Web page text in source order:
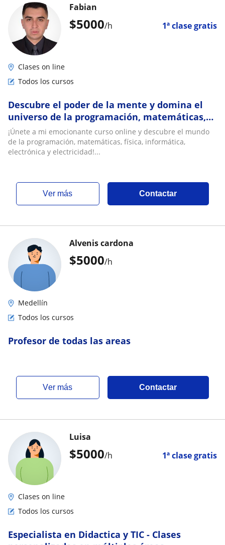
$5000/h 1ª clase gratis
Fabian
Clases on line
Todos los cursos
Descubre el poder de la mente y domina el
universo de la programación, matemáticas,
física, informática, electrónica
¡Únete a mi emocionante curso online y descubre el mundo
de la programación, matemáticas, física, informática,
electrónica y electricidad!...
ver más Contactar
$5000/h
Alvenis cardona
Medellín
Todos los cursos
Profesor de todas las areas
ver más Contactar
$5000/h 1ª clase gratis
Luisa
Clases on line
Todos los cursos
Especialista en Didactica y TIC - Clases